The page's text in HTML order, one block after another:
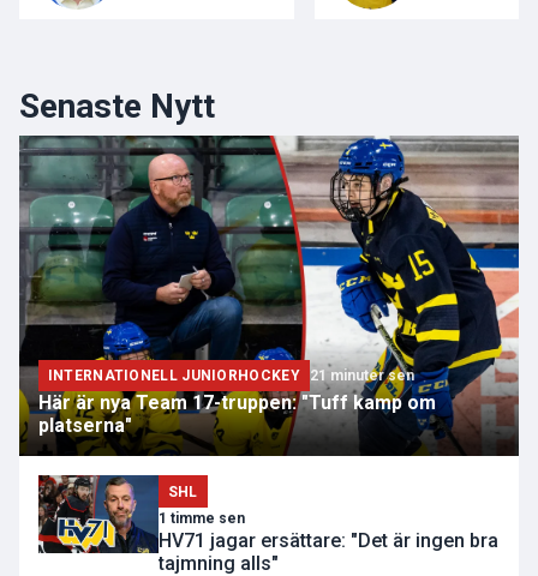
Senaste Nytt
INTERNATIONELL JUNIORHOCKEY 21 minuter sen
Här är nya Team 17-truppen: "Tuff kamp om
platserna"
SHL
1 timme sen
HV71 jagar ersättare: "Det är ingen bra
tajmning alls"